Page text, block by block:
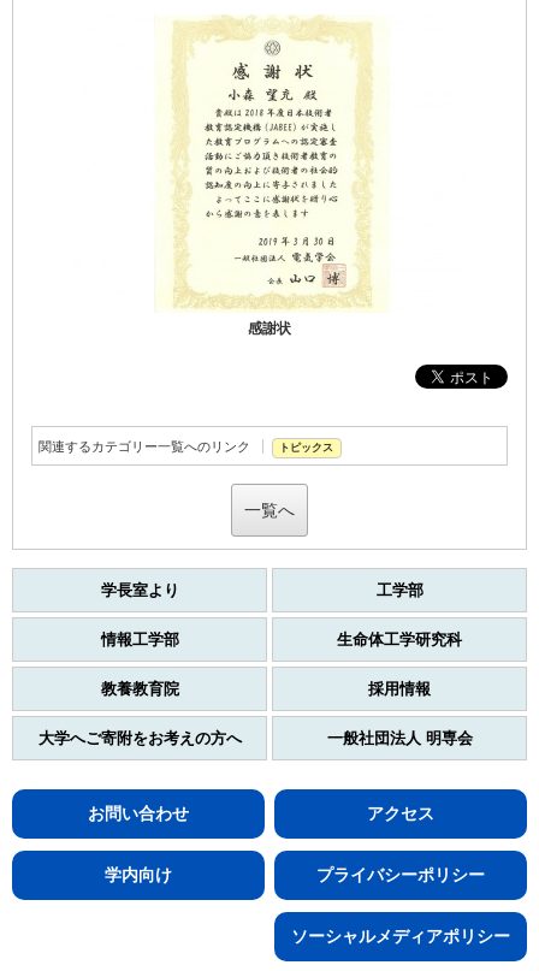
感謝状
関連するカテゴリー一覧へのリンク トピックス
一覧へ
学長室より 工学部
情報工学部 生命体工学研究科
教養教育院 採用情報
大学へご寄附をお考えの方へ 一般社団法人 明専会
アクセス
お問い合わせ
プライバシーポリシー
学内向け
ソーシャルメディアポリシー